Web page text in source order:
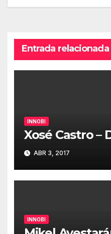
Entrada relacionada
INNOBI
Xosé Castro –
ABR 3, 2017
INNOBI